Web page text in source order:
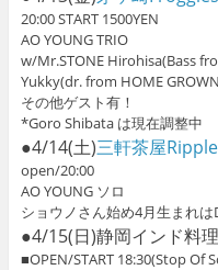
20:00 START 1500YEN
AO YOUNG TRIO
w/Mr.STONE Hirohisa(Bass
Yukky(dr. from HOME
その他ゲスト有！
*Goro Shibata は現在調整中
●4/14(土)三軒茶屋Ripple
open/20:00
AO YOUNG ソロ
ショウノさん始め4月生まれは
●4/15(日)静岡インド料理
■OPEN/START 18:30(Stop Of